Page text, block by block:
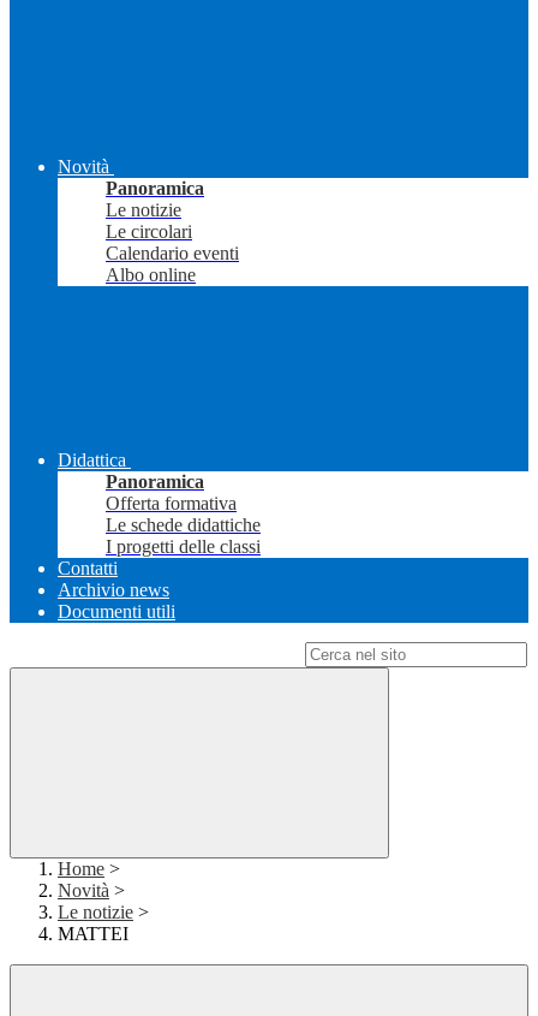
Novità
Panoramica
Le notizie
Le circolari
Calendario eventi
Albo online
Didattica
Panoramica
Offerta formativa
Le schede didattiche
I progetti delle classi
Contatti
Archivio news
Documenti utili
Home >
Novità >
Le notizie >
MATTEI